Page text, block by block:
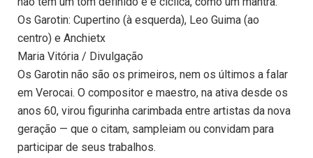
Os Garotin: Cupertino (à esquerda), Leo Guima (ao
centro) e Anchietx
Maria Vitória / Divulgação
Os Garotin não são os primeiros, nem os últimos a falar
em Verocai. O compositor e maestro, na ativa desde os
anos 60, virou figurinha carimbada entre artistas da nova
geração — que o citam, sampleiam ou convidam para
participar de seus trabalhos.